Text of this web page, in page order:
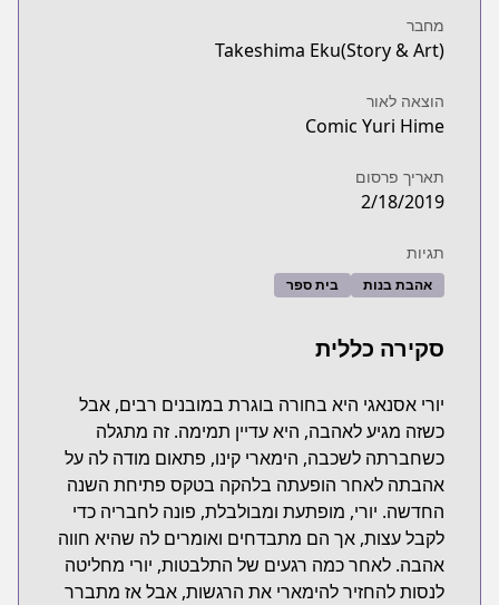
מחבר
Takeshima Eku(Story & Art)
הוצאה לאור
Comic Yuri Hime
תאריך פרסום
2/18/2019
תגיות
אהבת בנות בית ספר
סקירה כללית
יורי אסנאגי היא בחורה בוגרת במובנים רבים, אבל
כשזה מגיע לאהבה, היא עדיין תמימה. זה מתגלה
כשחברתה לשכבה, הימארי קינו, פתאום מודה לה על
אהבתה לאחר הופעתה בלהקה בטקס פתיחת השנה
החדשה. יורי, מופתעת ומבולבלת, פונה לחבריה כדי
לקבל עצות, אך הם מתבדחים ואומרים לה שהיא חווה
אהבה. לאחר כמה רגעים של התלבטות, יורי מחליטה
לנסות להחזיר להימארי את הרגשות, אבל אז מתברר